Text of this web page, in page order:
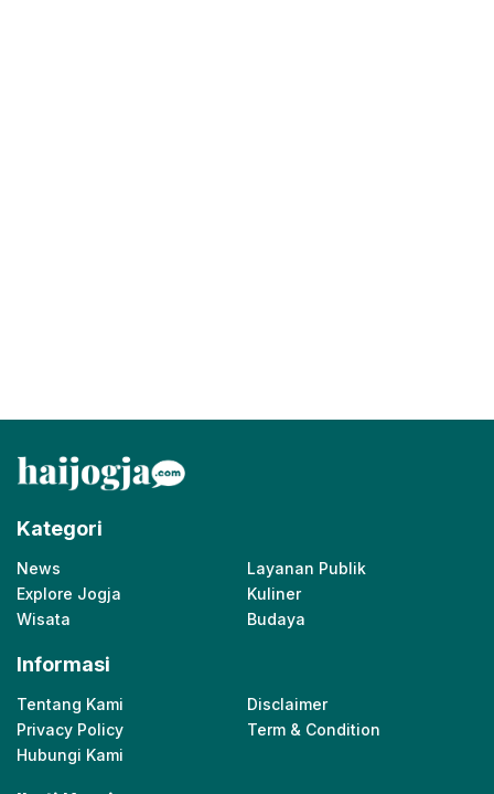
Kategori
News
Layanan Publik
Explore Jogja
Kuliner
Wisata
Budaya
Informasi
Tentang Kami
Disclaimer
Privacy Policy
Term & Condition
Hubungi Kami